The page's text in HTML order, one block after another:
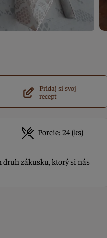
Pridaj si svoj
recept
Porcie: 24 (ks)
zákusku, ktorý si nás